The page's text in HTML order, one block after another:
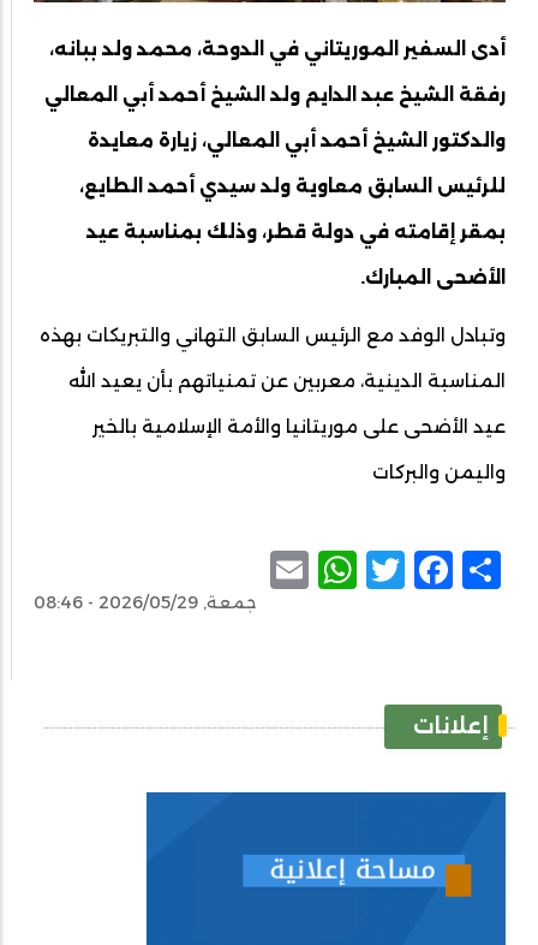
أدى السفير الموريتاني في الدوحة، محمد ولد ببانه،
رفقة الشيخ عبد الدايم ولد الشيخ أحمد أبي المعالي
والدكتور الشيخ أحمد أبي المعالي، زيارة معايدة
للرئيس السابق معاوية ولد سيدي أحمد الطايع،
بمقر إقامته في دولة قطر، وذلك بمناسبة عيد
الأضحى المبارك.
وتبادل الوفد مع الرئيس السابق التهاني والتبريكات بهذه
المناسبة الدينية، معربين عن تمنياتهم بأن يعيد الله
عيد الأضحى على موريتانيا والأمة الإسلامية بالخير
واليمن والبركات
Share
Facebook
Twitter
WhatsApp
جمعة, 2026/05/29 - 08:46
إعلانات